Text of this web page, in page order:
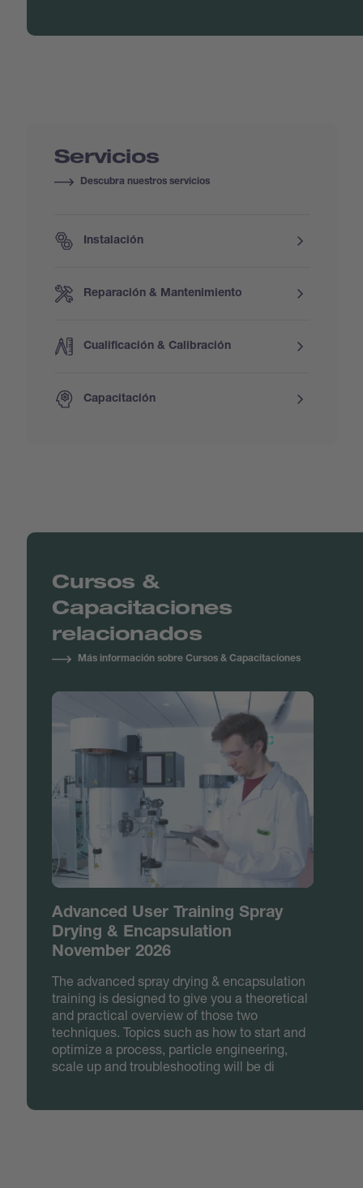
Servicios
Descubra nuestros servicios
Instalación
Reparación & Mantenimiento
Cualificación & Calibración
Capacitación
Cursos &
Capacitaciones
relacionados
Más información sobre Cursos & Capacitaciones
Advanced User Training Spray
Drying & Encapsulation
November 2026
The advanced spray drying & encapsulation
training is designed to give you a theoretical
and practical overview of those two
techniques. Topics such as how to start and
optimize a process, particle engineering,
scale up and troubleshooting will be di